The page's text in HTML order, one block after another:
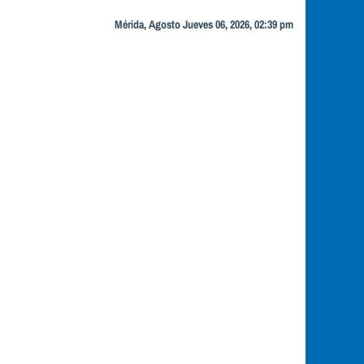
Mérida, Agosto Jueves 06, 2026, 02:39 pm